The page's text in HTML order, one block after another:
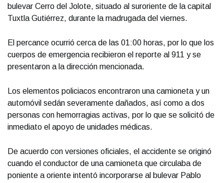
bulevar Cerro del Jolote, situado al suroriente de la capital
Tuxtla Gutiérrez, durante la madrugada del viernes.
El percance ocurrió cerca de las 01:00 horas, por lo que los
cuerpos de emergencia recibieron el reporte al 911 y se
presentaron a la dirección mencionada.
Los elementos policiacos encontraron una camioneta y un
automóvil sedán severamente dañados, así como a dos
personas con hemorragias activas, por lo que se solicitó de
inmediato el apoyo de unidades médicas.
De acuerdo con versiones oficiales, el accidente se originó
cuando el conductor de una camioneta que circulaba de
poniente a oriente intentó incorporarse al bulevar Pablo